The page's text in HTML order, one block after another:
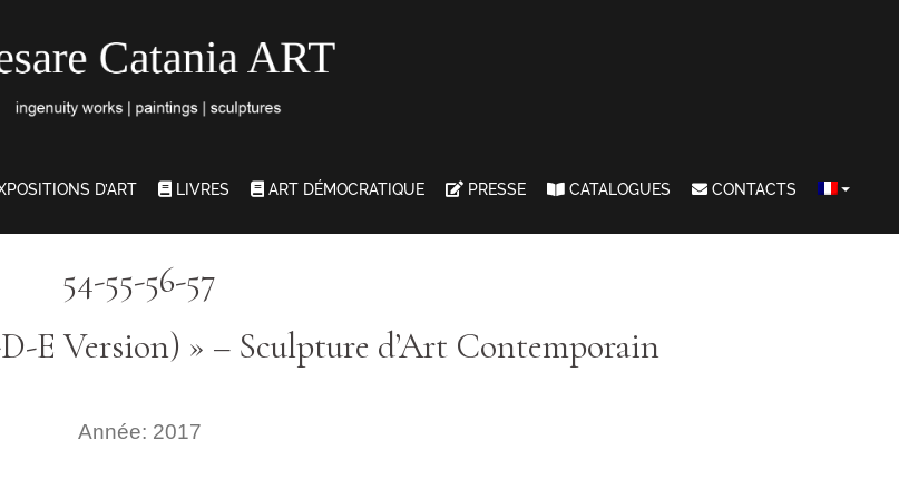
D’ART LIVRES ART DÉMOCRATIQUE PRESSE CATALOGUES CONTACTS
54-55-56-57
E Version) » – Sculpture d’Art Contemporain
Année: 2017